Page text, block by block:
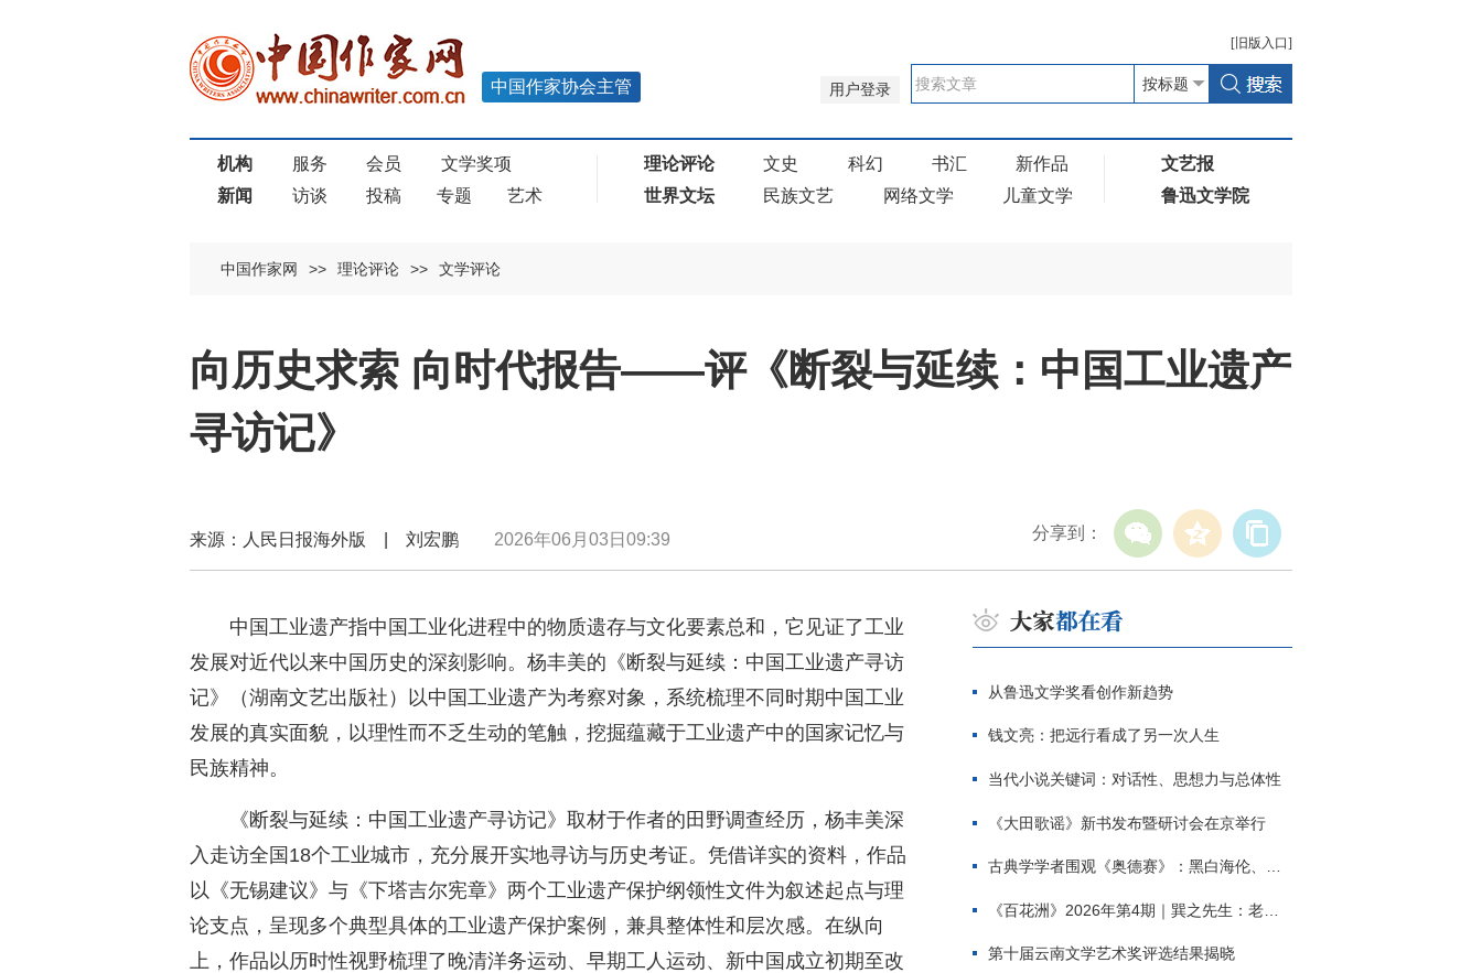
[ 旧版 入口]
用户登录
中国作家协会主管
机构 服务 会员
文学奖项
新闻
访谈 投稿 专题 艺术
理论评论 文史 科幻 书汇
新作品
世界文坛
民族文艺 网络文学 儿童文学
文艺报
鲁迅文学院
中国作家网 >> 理论评论 >> 文学评论
向历史求索 向时代报告——评《断裂与延续：中国工业遗产
寻访记》
分享到：
来源：人民日报海外版 | 刘宏鹏 2026年06月03日09:39
中国工业遗产指中国工业化进程中的物质遗存与文化要素总和，它见证了工业
发展对近代以来中国历史的深刻影响。杨丰美的《断裂与延续：中国工业遗产寻访
记》（湖南文艺出版社）以中国工业遗产为考察对象，系统梳理不同时期中国工业
发展的真实面貌，以理性而不乏生动的笔触，挖掘蕴藏于工业遗产中的国家记忆与
民族精神。
《断裂与延续：中国工业遗产寻访记》取材于作者的田野调查经历，杨丰美深
入走访全国18个工业城市，充分展开实地寻访与历史考证。凭借详实的资料，作品
以《无锡建议》与《下塔吉尔宪章》两个工业遗产保护纲领性文件为叙述起点与理
论支点，呈现多个典型具体的工业遗产保护案例，兼具整体性和层次感。在纵向
上，作品以历时性视野梳理了晚清洋务运动、早期工人运动、新中国成立初期至改
从鲁迅文学奖看创作新趋势
钱文亮：把远行看成了另一次人生
当代小说关键词：对话性、思想力与总体性
《大田歌谣》新书发布暨研讨会在京举行
古典学学者围观《奥德赛》：黑白海伦、佩涅罗佩的别针与神秘入侵者
《百花洲》2026年第4期｜巽之先生：老兵朱向前侧记三题
第十届云南文学艺术奖评选结果揭晓